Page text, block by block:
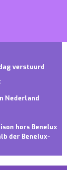
verstuurd
Nederland
hors Benelux
der Benelux-